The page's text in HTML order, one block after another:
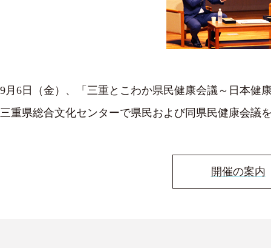
9月6日（金）、「三重とこわか県民健康会議～日本健
三重県総合文化センターで県民および同県民健康会議
開催の案内